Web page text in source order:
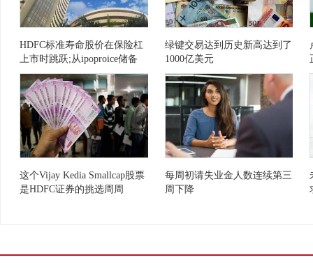
HDFC标准寿命股价在保险杠
上市时跳跃;从ipoproice储备
27％
绿键交易达到历史新高达到了
1000亿美元
这个Vijay Kedia Smallcap股票
是HDFC证券的挑选周周
每周初请失业金人数连续第三
周下降